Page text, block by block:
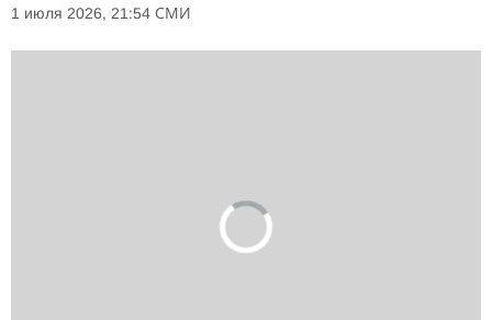
1 июля 2026, 21:54 СМИ